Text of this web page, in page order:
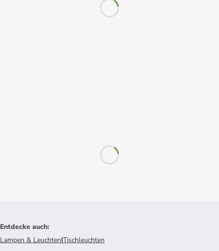
Entdecke auch:
Lampen & Leuchten|Tischleuchten